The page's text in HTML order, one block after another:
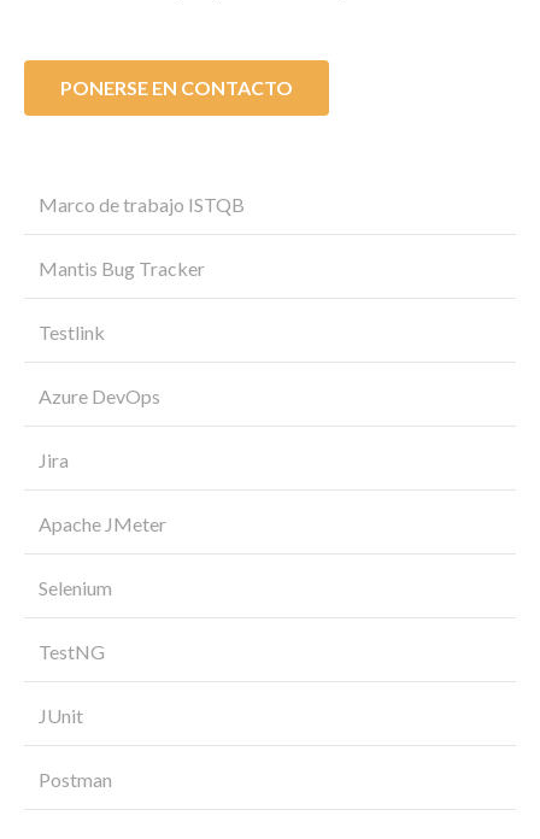
PONERSE EN CONTACTO
Marco de trabajo ISTQB
Mantis Bug Tracker
Testlink
Azure DevOps
Jira
Apache JMeter
Selenium
TestNG
JUnit
Postman